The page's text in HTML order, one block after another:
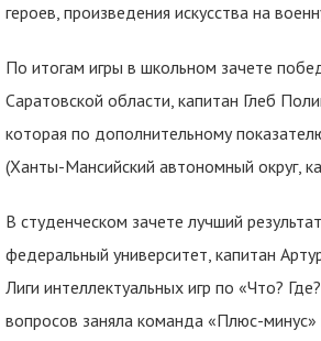
героев, произведения искусства на
По итогам игры в школьном зачете
Саратовской области, капитан Глеб
которая по дополнительному
(Ханты-Мансийский автономный округ,
В студенческом зачете лучший
федеральный университет, капитан
Лиги интеллектуальных игр по «Что?
вопросов заняла команда «Плюс-минус»